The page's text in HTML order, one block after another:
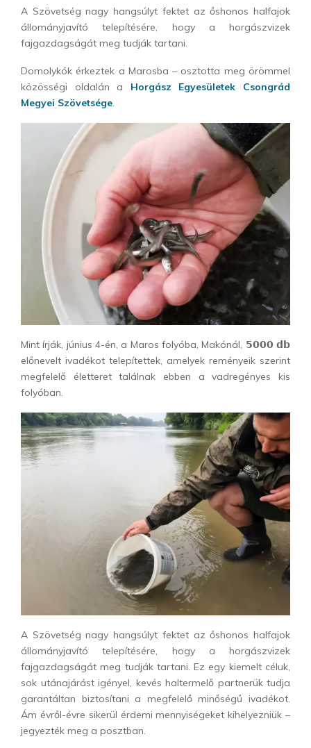
A Szövetség nagy hangsúlyt fektet az őshonos halfajok
állományjavító telepítésére, hogy a horgászvizek
fajgazdagságát meg tudják tartani.
Domolykók érkeztek a Marosba – osztotta meg örömmel
közösségi oldalán a Horgász Egyesületek Csongrád
Megyei Szövetsége.
Mint írják, június 4-én, a Maros folyóba, Makónál, 𝟱𝟬𝟬𝟬 𝗱𝗯
előnevelt ivadékot telepítettek, amelyek reményeik szerint
megfelelő életteret találnak ebben a vadregényes kis
folyóban.
A Szövetség nagy hangsúlyt fektet az őshonos halfajok
állományjavító telepítésére, hogy a horgászvizek
fajgazdagságát meg tudják tartani. Ez egy kiemelt céluk,
sok utánajárást igényel, kevés haltermelő partnerük tudja
garantáltan biztosítani a megfelelő minőségű ivadékot.
Ám évről-évre sikerül érdemi mennyiségeket kihelyezniük –
jegyezték meg a posztban.